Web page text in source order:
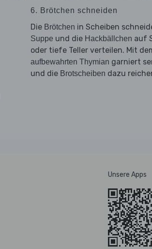
6. Brötchen schneiden
Die Brötchen in Scheiben
Suppe und die Hackbällchen auf
oder tiefe Teller verteilen. Mit
aufbewahrten Thymian garniert
und die Brotscheiben dazu
Unsere Apps